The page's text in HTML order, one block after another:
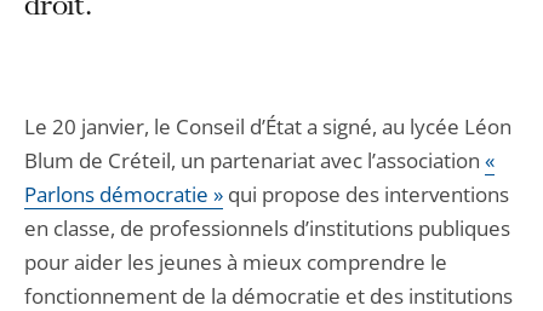
droit.
Le 20 janvier, le Conseil d’État a signé, au lycée Léon
Blum de Créteil, un partenariat avec l’association «
Parlons démocratie » qui propose des interventions
en classe, de professionnels d’institutions publiques
pour aider les jeunes à mieux comprendre le
fonctionnement de la démocratie et des institutions